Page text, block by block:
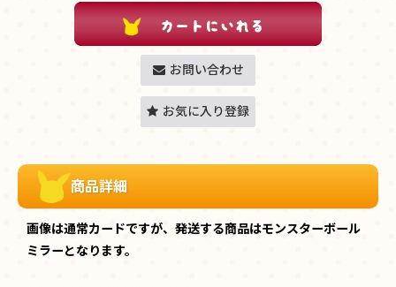
お問い合わせ
お気に入り登録
商品詳細
画像は通常カードですが、発送する商品はモンスターボール
ミラーとなります。